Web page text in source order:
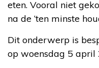
eten. Vooral niet
na de ’ten minste
Dit onderwerp is
op woensdag 5 april